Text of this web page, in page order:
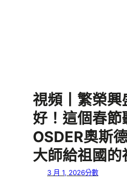
視頻丨繁榮興
好！這個春節
OSDER奧斯
大師給祖國的
3 月 1, 2026分數